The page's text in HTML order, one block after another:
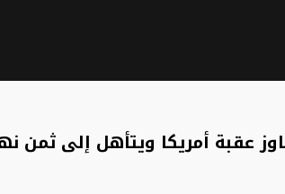
عقبة أمريكا ويتأهل إلى ثمن